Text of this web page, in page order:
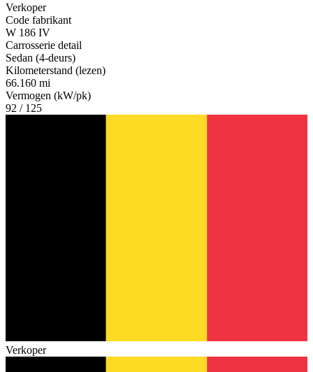
Verkoper
Code fabrikant
W 186 IV
Carrosserie detail
Sedan (4-deurs)
Kilometerstand (lezen)
66.160 mi
Vermogen (kW/pk)
92 / 125
Verkoper